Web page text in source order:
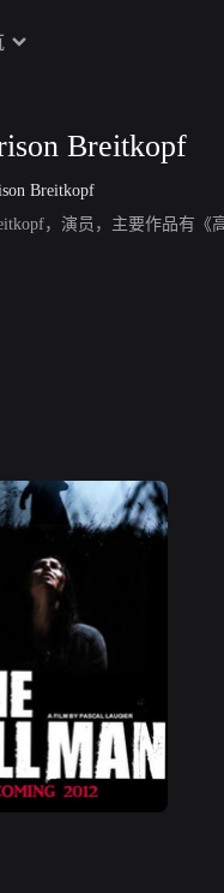
Breitkopf
Breitkopf
，演员，主要作品有《